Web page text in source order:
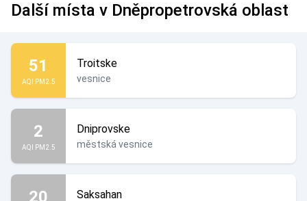
Další místa v Dněpropetrovská oblast
51
AQI PM2.5
Troitske
vesnice
2
AQI PM2.5
Dniprovske
městská vesnice
20 Saksahan